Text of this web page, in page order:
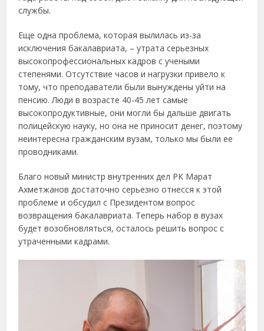
службы.
Еще одна проблема, которая вылилась из-за
исключения бакалавриата, – утрата серьезных
высокопрофессиональных кадров с учеными
степенями. Отсутствие часов и нагрузки привело к
тому, что преподаватели были вынуждены уйти на
пенсию. Люди в возрасте 40-45 лет самые
высокопродуктивные, они могли бы дальше двигать
полицейскую науку, но она не приносит денег, поэтому
неинтересна гражданским вузам, только мы были ее
проводниками.
Благо новый министр внутренних дел РК Марат
Ахметжанов достаточно серьезно отнесся к этой
проблеме и обсудил с Президентом вопрос
возвращения бакалавриата. Теперь набор в вузах
будет возобновляться, осталось решить вопрос с
утраченными кадрами.